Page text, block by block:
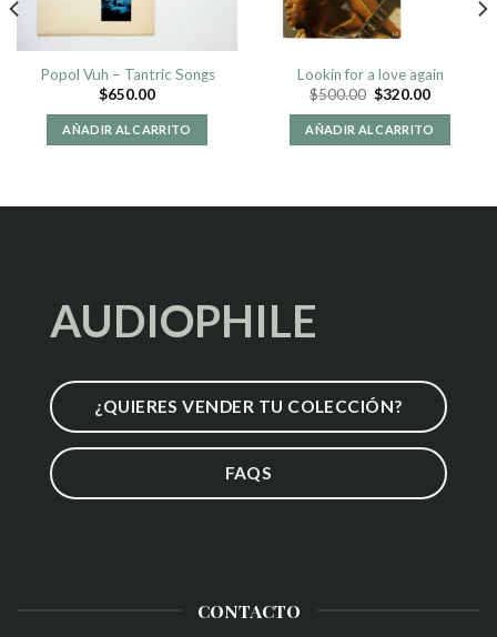
Popol Vuh – Tantric Songs
$650.00
AÑADIR AL CARRITO
Lookin for a love again
$500.00 $320.00
AÑADIR AL CARRITO
AUDIOPHILE
¿QUIERES VENDER TU COLECCIÓN?
FAQS
CONTACTO